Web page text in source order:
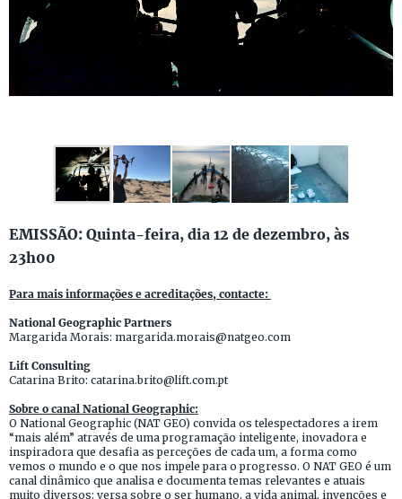
EMISSÃO: Quinta-feira, dia 12 de dezembro, às
23h00
Para mais informações e acreditações, contacte:
National Geographic Partners
Margarida Morais: margarida.morais@natgeo.com
Lift Consulting
Catarina Brito: catarina.brito@lift.com.pt
Sobre o canal National Geographic:
O National Geographic (NAT GEO) convida os telespectadores a irem
“mais além” através de uma programação inteligente, inovadora e
inspiradora que desafia as perceções de cada um, a forma como
vemos o mundo e o que nos impele para o progresso. O NAT GEO é um
canal dinâmico que analisa e documenta temas relevantes e atuais
muito diversos: versa sobre o ser humano, a vida animal, invenções e